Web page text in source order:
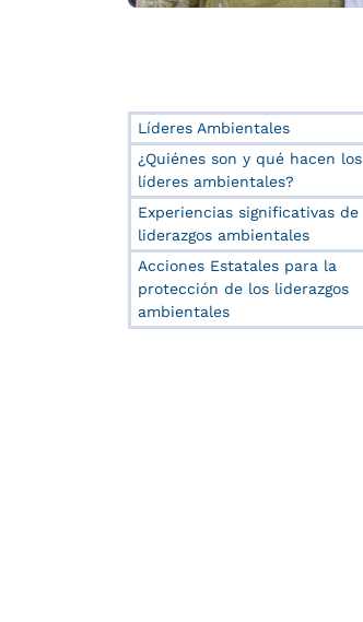
Líderes Ambientales
¿Quiénes son y qué hacen los
líderes ambientales?
Experiencias significativas de
liderazgos ambientales
Acciones Estatales para la
protección de los liderazgos
ambientales